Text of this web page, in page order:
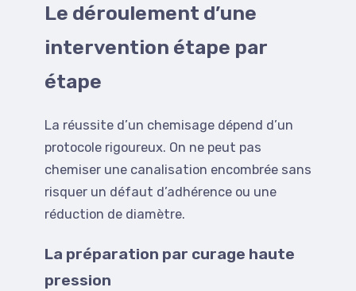
Le déroulement d’une
intervention étape par
étape
La réussite d’un chemisage dépend d’un
protocole rigoureux. On ne peut pas
chemiser une canalisation encombrée sans
risquer un défaut d’adhérence ou une
réduction de diamètre.
La préparation par curage haute
pression